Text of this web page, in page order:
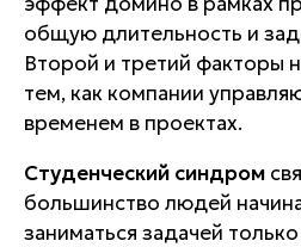
общую длительность и
Второй и третий факторы
тем, как компании
временем в проектах.
Студенческий синдром
большинство людей
заниматься задачей